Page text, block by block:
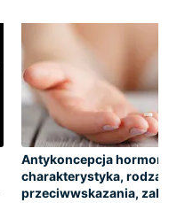
Antykoncepcja
charakterystyka,
przeciwwskazania,